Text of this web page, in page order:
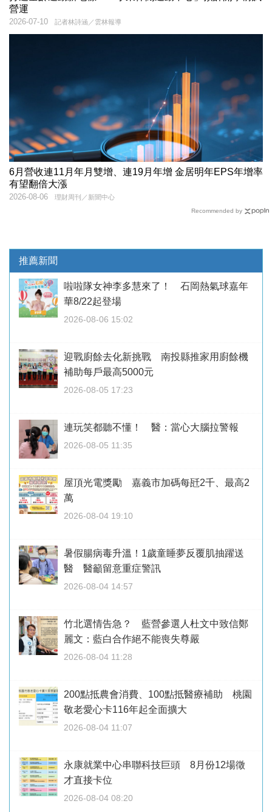
營運
記者林詩涵／雲林報導
2026-07-10
6月營收連11月年月雙增、連19月年增 金居明年EPS年增率
有望翻倍大漲
理財周刊／新聞中心
2026-08-06
Recommended by
推薦新聞
啦啦隊女神李多慧來了！ 石岡熱氣球嘉年
華8/22起登場
2026-08-06 15:02
迎戰廚餘去化新挑戰 南投縣推家用廚餘機
補助每戶最高5000元
2026-08-05 17:23
連玩笑都聽不懂！ 醫：當心大腦拉警報
2026-08-05 11:35
屋頂光電獎勵 嘉義市加碼每瓩2千、最高2
萬
2026-08-04 19:10
暑假腸病毒升溫！1歲童睡夢反覆肌抽躍送
醫 醫籲留意重症警訊
2026-08-04 14:57
竹北選情告急？ 藍營參選人杜文中致信鄭
麗文：藍白合作絕不能喪失尊嚴
2026-08-04 11:28
200點抵農會消費、100點抵醫療補助 桃園
敬老愛心卡116年起全面擴大
2026-08-04 11:07
永康就業中心串聯科技巨頭 8月份12場徵
才直接卡位
2026-08-04 08:20